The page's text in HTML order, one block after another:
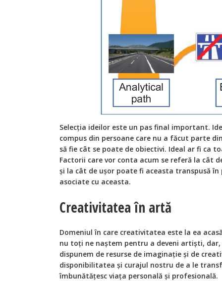
Selecția ideilor este un pas final important.
compus din persoane care nu a făcut parte
să fie cât se poate de obiectivi. Ideal ar fi ca
Factorii care vor conta acum se referă la cât
și la cât de ușor poate fi aceasta transpusă
asociate cu aceasta.
Creativitatea în artă
Domeniul în care creativitatea este la ea
nu toți ne naștem pentru a deveni artiști,
dispunem de resurse de imaginație și de
disponibilitatea și curajul nostru de a le
îmbunătățesc viața personală și profesională.